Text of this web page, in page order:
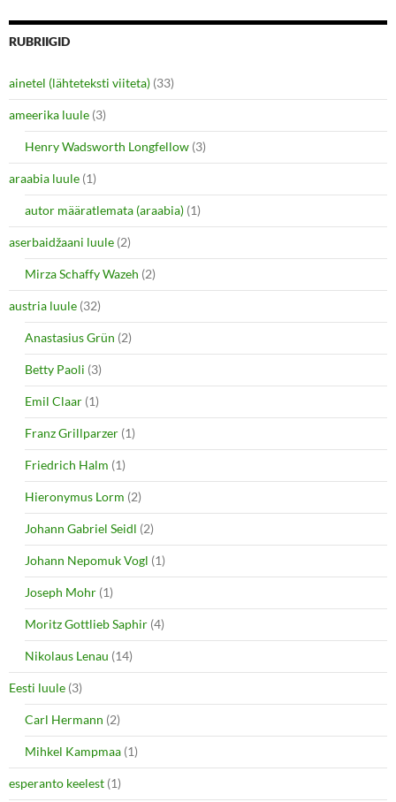
RUBRIIGID
ainetel (lähteteksti viiteta) (33)
ameerika luule (3)
Henry Wadsworth Longfellow (3)
araabia luule (1)
autor määratlemata (araabia) (1)
aserbaidžaani luule (2)
Mirza Schaffy Wazeh (2)
austria luule (32)
Anastasius Grün (2)
Betty Paoli (3)
Emil Claar (1)
Franz Grillparzer (1)
Friedrich Halm (1)
Hieronymus Lorm (2)
Johann Gabriel Seidl (2)
Johann Nepomuk Vogl (1)
Joseph Mohr (1)
Moritz Gottlieb Saphir (4)
Nikolaus Lenau (14)
Eesti luule (3)
Carl Hermann (2)
Mihkel Kampmaa (1)
esperanto keelest (1)